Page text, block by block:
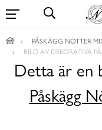
PÅSKÄGG NÖTTER
BILD AV DEKORATIVA
Detta är en
Påskägg